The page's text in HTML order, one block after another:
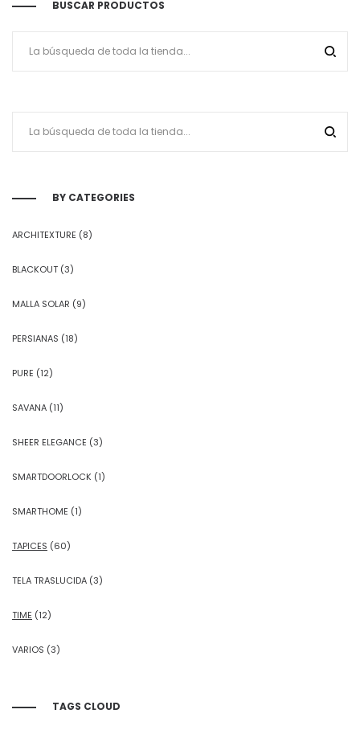
BUSCAR PRODUCTOS
BY CATEGORIES
ARCHITEXTURE (8)
BLACKOUT (3)
MALLA SOLAR (9)
PERSIANAS (18)
PURE (12)
SAVANA (11)
SHEER ELEGANCE (3)
SMARTDOORLOCK (1)
SMARTHOME (1)
TAPICES (60)
TELA TRASLUCIDA (3)
TIME (12)
VARIOS (3)
TAGS CLOUD